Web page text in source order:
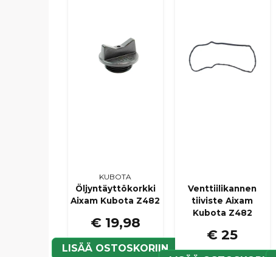
KUBOTA
Öljyntäyttökorkki
Aixam Kubota Z482
€ 19,98
LISÄÄ OSTOSKORIIN
Venttiilikannen
tiiviste Aixam
Kubota Z482
€ 25